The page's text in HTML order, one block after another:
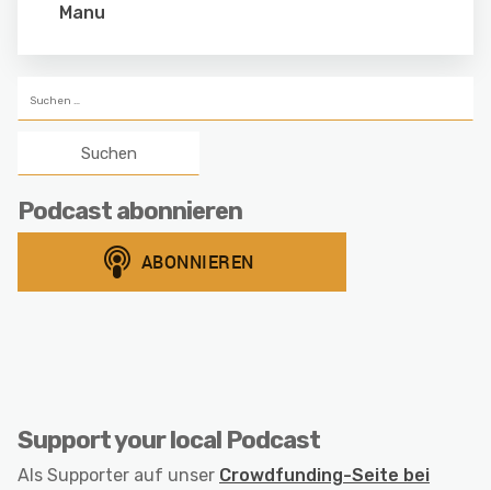
Manu
nach:
Podcast abonnieren
Support your local Podcast
Als Supporter auf unser Crowdfunding-Seite bei